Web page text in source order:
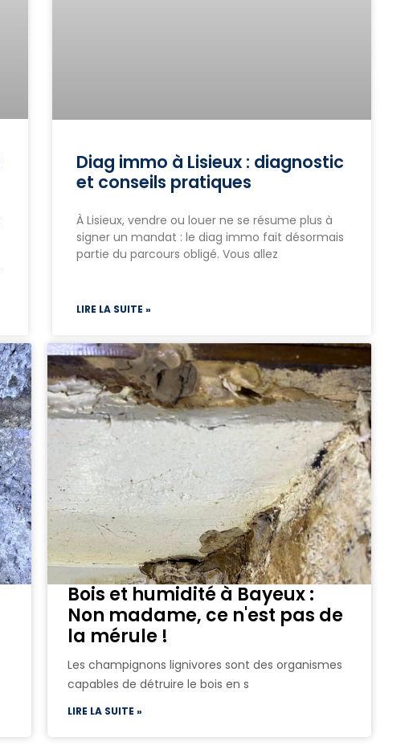
Diag immo à Lisieux : diagnostic
et conseils pratiques
À Lisieux, vendre ou louer ne se résume plus à
signer un mandat : le diag immo fait désormais
partie du parcours obligé. Vous allez
LIRE LA SUITE »
Bois et humidité à Bayeux :
Non madame, ce n'est pas de
la mérule !
Les champignons lignivores sont des organismes
capables de détruire le bois en s
LIRE LA SUITE »